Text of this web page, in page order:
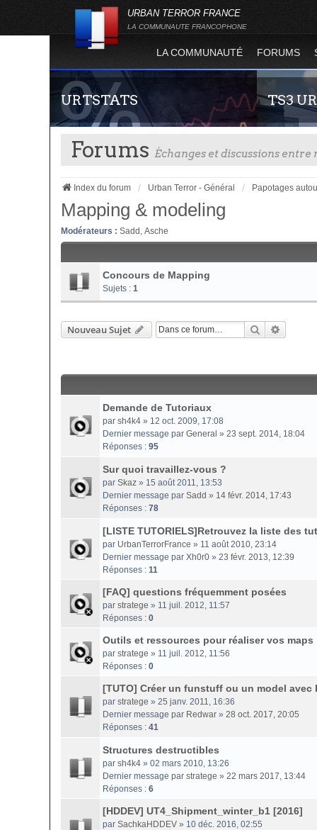
URBAN TERROR FRANCE
LA COMMUNAUTE FRANCOPHONE
LA COMMUNAUTÉ FORUMS
URTSTATS
Statistiques globales et en temps réel de la
l'évolution du nombre de joueurs sur Urban
Terror !
TS3
Envie de
Forums Échanges et discussions
Index du forum Urban Terror - Général Papotages
Mapping & modeling
Modérateurs : Sadd , Asche
Concours de Mapping
Sujets : 1
Nouveau Sujet Rechercher
Demande de Tutoriaux
par sh4k4 » 12 oct. 2009, 17:08
Dernier message par General » 23 sept. 2014, 18:04
Réponses : 95
Sur quoi travaillez-vous ?
par Skaz » 15 août 2011, 13:53
Dernier message par Sadd » 14 févr. 2014, 17:43
Réponses : 78
[LISTE TUTORIELS]Retrouvez la liste des
par UrbanTerrorFrance » 11 août 2010, 23:14
Dernier message par Xh0r0 » 23 févr. 2013, 12:39
Réponses : 11
[FAQ] questions fréquemment posées
par stratege » 11 juil. 2012, 11:57
Réponses : 0
Outils et ressources pour réaliser vos maps
par stratege » 11 juil. 2012, 11:56
Réponses : 0
[TUTO] Créer un funstuff ou un model avec
par stratege » 25 janv. 2011, 16:36
Dernier message par Redwar » 28 oct. 2017, 20:05
Réponses : 41
Structures destructibles
par sh4k4 » 02 mars 2010, 13:26
Dernier message par stratege » 22 mars 2017, 13:44
Réponses : 6
[HDDEV] UT4_Shipment_winter_b1 [2016]
par SachkaHDDEV » 10 déc. 2016, 02:55